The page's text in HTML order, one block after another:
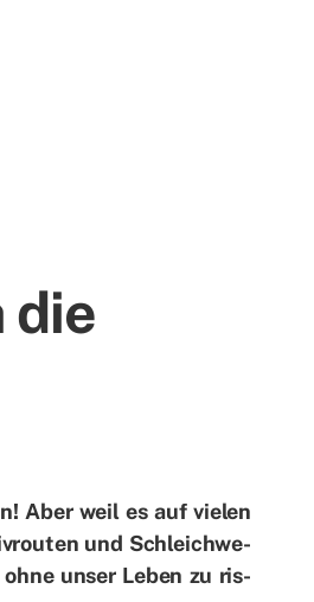
die
Aber weil es auf vie­len
und Schleich­we­
un­ser Le­ben zu ris­